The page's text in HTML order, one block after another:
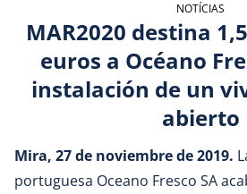
NOTÍCIAS
MAR2020 destina
euros a Océano
instalación de un
abierto
Mira, 27 de noviembre de 2019.
portuguesa Oceano Fresco SA